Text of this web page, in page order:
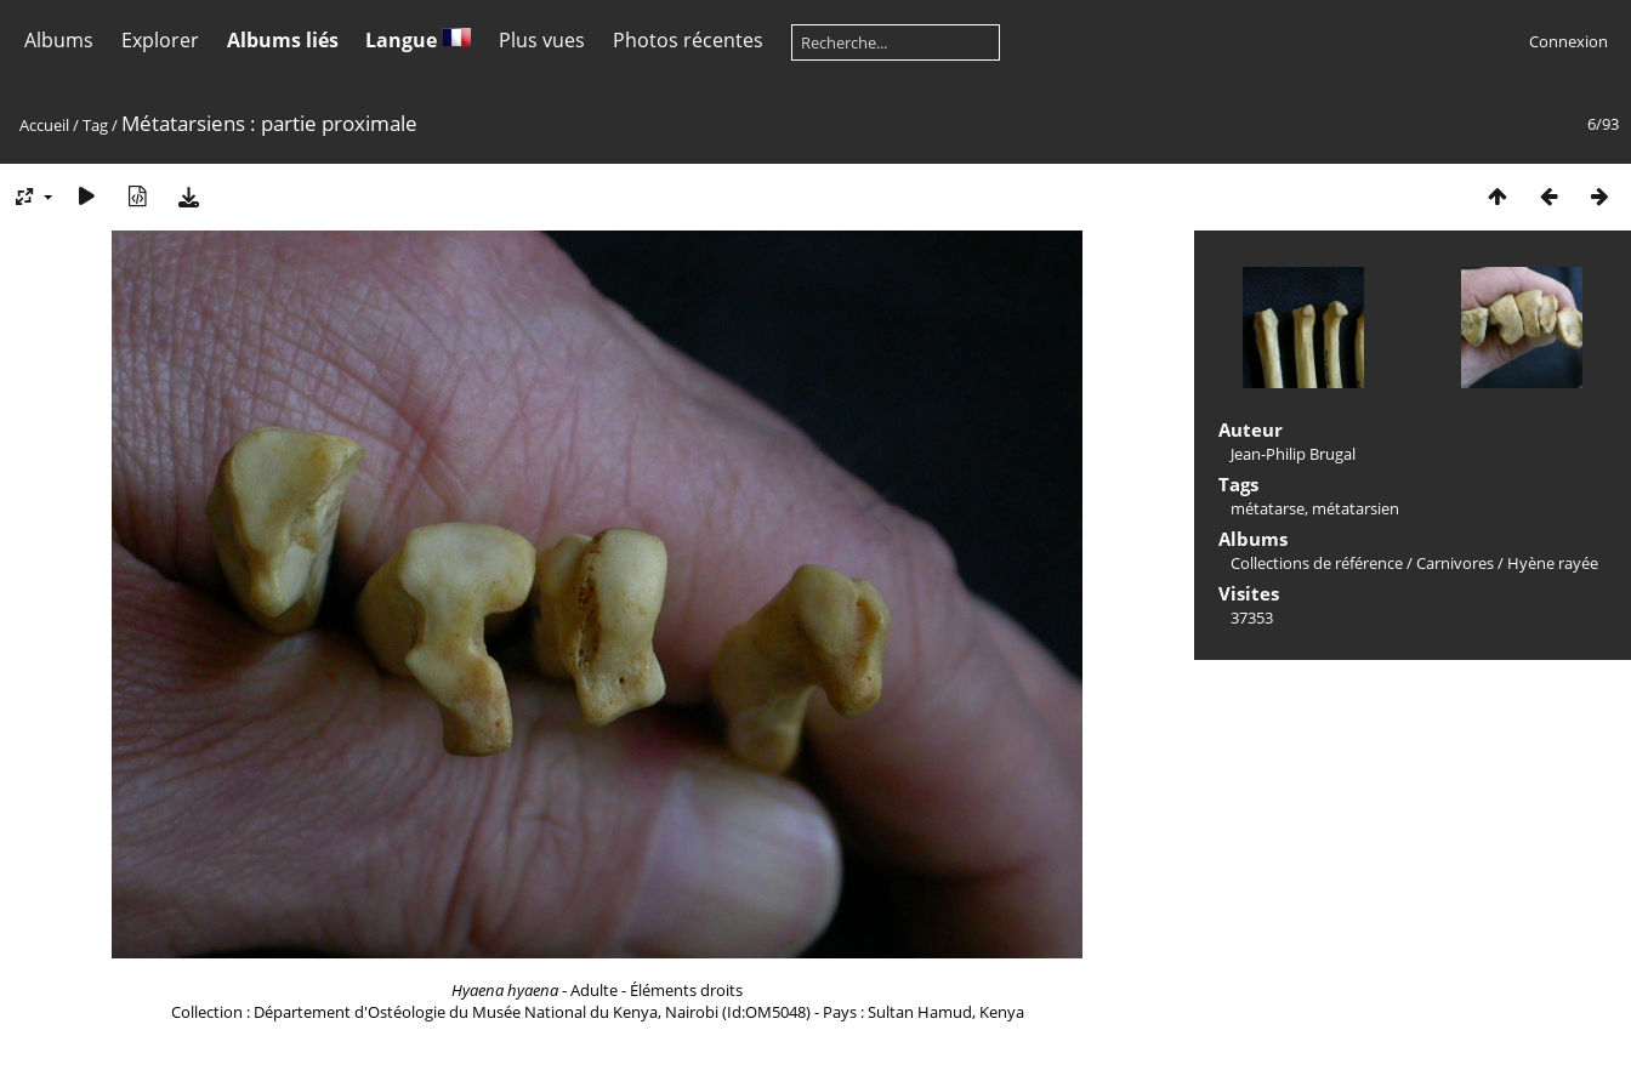
Albums Explorer Albums liés Langue Plus vues Photos récentes Connexion
6/93
Accueil/Tag/ Métatarsiens : partie proximale
Hyaena hyaena- Adulte - Éléments droits
Collection : Département d'Ostéologie du Musée National du Kenya, Nairobi (Id:OM5048) - Pays : Sultan Hamud, Kenya
Auteur
Jean-Philip Brugal
Tags
métatarse, métatarsien
Albums
Collections de référence/Carnivores/ Hyène rayée
Visites
37353